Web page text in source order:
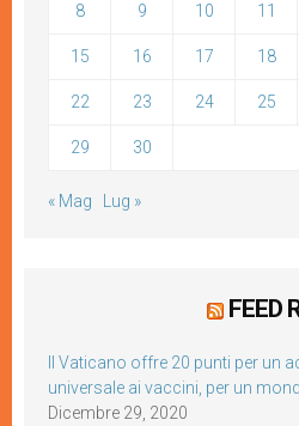
8 9 10 11
15 16 17 18
22 23 24 25
29 30
« Mag Lug »
FEED
Il Vaticano offre 20 punti per un
universale ai vaccini, per un
Dicembre 29, 2020